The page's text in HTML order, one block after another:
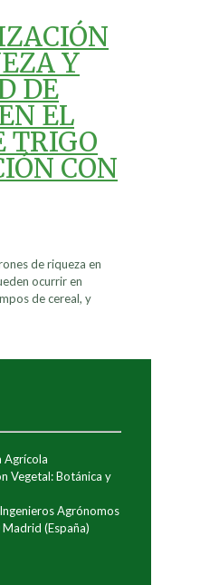
Y
DE
EL
TRIGO
CON
de riqueza en
ocurrir en
de cereal, y
Agrícola
Vegetal: Botánica y
Agrónomos
(España)